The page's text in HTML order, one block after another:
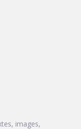
images,